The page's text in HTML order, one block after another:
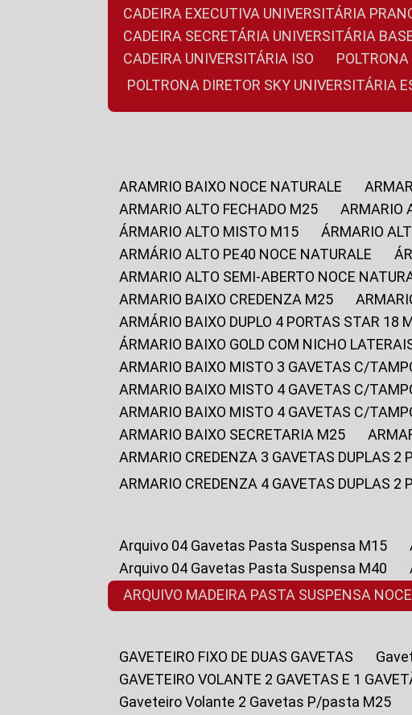
CADEIRA EXECUTIVA UNIVERSITÁRIA
CADEIRA SECRETÁRIA UNIVERSITÁRIA
CADEIRA UNIVERSITÁRIA ISO
POLTRONA DIRETOR SKY UNIVERSITÁRIA
ARAMRIO BAIXO NOCE NATURALE
ARMARIO ALTO FECHADO M25
ÁRMARIO ALTO MISTO M15
ÁRMARIO
ARMÁRIO ALTO PE40 NOCE NATURALE
ARMARIO ALTO SEMI-ABERTO NOCE
ARMARIO BAIXO CREDENZA M25
ARMÁRIO BAIXO DUPLO 4 PORTAS STAR 18
ÁRMARIO BAIXO GOLD COM NICHO
ARMARIO BAIXO MISTO 3 GAVETAS C/
ARMARIO BAIXO MISTO 4 GAVETAS C/
ARMARIO BAIXO MISTO 4 GAVETAS C/
ARMARIO BAIXO SECRETARIA M25
ARMARIO CREDENZA 3 GAVETAS DUPLAS 2
ARMARIO CREDENZA 4 GAVETAS DUPLAS 2
Arquivo 04 Gavetas Pasta Suspensa M15
Arquivo 04 Gavetas Pasta Suspensa M40
ARQUIVO MADEIRA PASTA SUSPENSA
GAVETEIRO FIXO DE DUAS GAVETAS
GAVETEIRO VOLANTE 2 GAVETAS E 1
Gaveteiro Volante 2 Gavetas P/pasta M25